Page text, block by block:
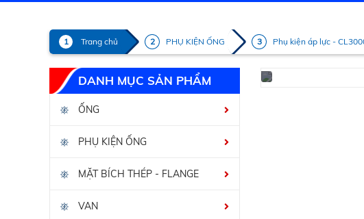
Trang chủ PHỤ KIỆN ỐNG Phụ kiện áp lực -
DANH MỤC SẢN PHẨM
ỐNG
PHỤ KIỆN ỐNG
MẶT BÍCH THÉP - FLANGE
VAN